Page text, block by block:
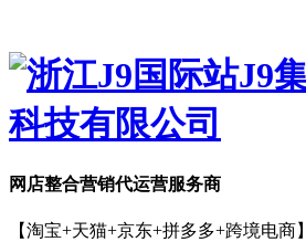
网店整合营销代运营服务商
【淘宝+天猫+京东+拼多多+跨境电商】